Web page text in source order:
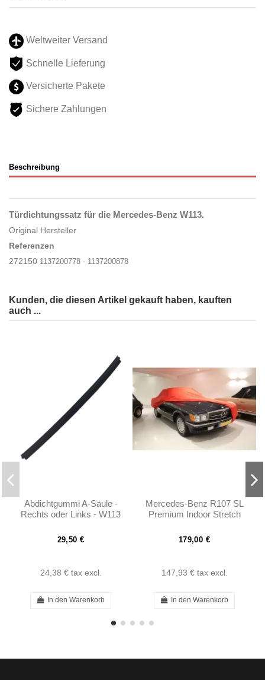
Weltweiter Versand
Schnelle Lieferung
Versicherte Pakete
Sichere Zahlungen
Beschreibung
Türdichtungssatz für die Mercedes-Benz W113.
Original Hersteller
Referenzen
272150 1137200778 - 1137200878
Kunden, die diesen Artikel gekauft haben, kauften
auch ...
Abdichtgummi A-Säule -
Rechts oder Links - W113
29,50 €
24,38 € tax excl.
In den Warenkorb
Mercedes-Benz R107 SL
Premium Indoor Stretch
179,00 €
147,93 € tax excl.
In den Warenkorb